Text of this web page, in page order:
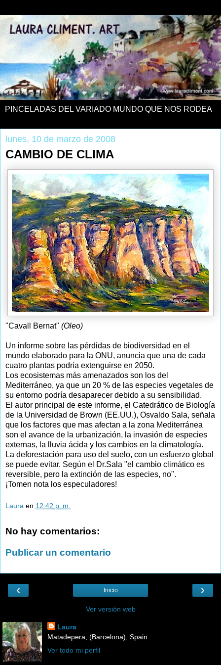
PINCELADAS DEL VARIADO MUNDO QUE NOS RODEA
lunes, 10 de marzo de 2008
CAMBIO DE CLIMA
"Cavall Bernat" (Oleo)
Un informe sobre las pérdidas de biodiversidad en el
mundo elaborado para la ONU, anuncia que una de cada
cuatro plantas podría extenguirse en 2050.
Los ecosistemas más amenazados son los del
Mediterráneo, ya que un 20 % de las especies vegetales de
su entorno podría desaparecer debido a su sensibilidad.
El autor principal de este informe, el Catedrático de Biología
de la Universidad de Brown (EE.UU.), Osvaldo Sala, señala
que los factores que mas afectan a la zona Mediterránea
son el avance de la urbanización, la invasión de especies
externas, la lluvia ácida y los cambios en la climatología.
La deforestación para uso del suelo, con un esfuerzo global
se puede evitar. Según el Dr.Sala "el cambio climático es
reversible, pero la extinción de las especies, no".
¡Tomen nota los especuladores!
Laura en 12:42 p. m.
No hay comentarios:
Publicar un comentario
‹ ›
Inicio
Ver versión web
Laura
Matadepera, (Barcelona), Spain
Ver todo mi perfil